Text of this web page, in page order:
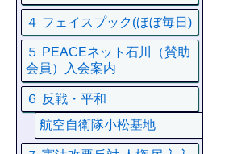
４ フェイスプック(ほぼ毎日)
５ PEACEネット石川（賛助
会員）入会案内
６ 反戦・平和
航空自衛隊小松基地